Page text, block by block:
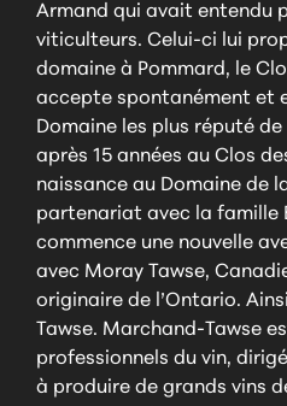
Armand qui avait entendu
viticulteurs. Celui-ci lui
domaine à Pommard, le
accepte spontanément et
Domaine les plus réputé de
après 15 années au Clos
naissance au Domaine de
partenariat avec la famille
commence une nouvelle
avec Moray Tawse,
originaire de l’Ontario.
Tawse. Marchand-Tawse
professionnels du vin,
à produire de grands vins